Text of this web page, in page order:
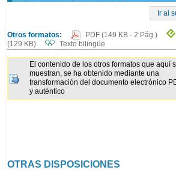
Ir al
Otros formatos: PDF (149 KB - 2 Pág.)
(129 KB)
Texto bilingüe
El contenido de los otros formatos que aquí
muestran, se ha obtenido mediante una
transformación del documento electrónico
y auténtico
OTRAS DISPOSICIONES